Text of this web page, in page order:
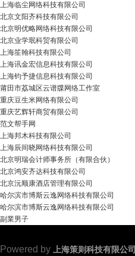
上海临尘网络科技有限公司
北京文阳齐科技有限公司
北京明优略网络科技有限公司
北京业学珉科贸有限公司
上海笙翰科技有限公司
上海讯金宏信息科技有限公司
上海钧予捷信息科技有限公司
莆田市荔城区云谱牒网络工作室
重庆豆生米网络有限公司
重庆艺辉轩商贸有限公司
范文帮手网
上海邦木科技有限公司
上海辰间晓网络科技有限公司
北京明瑞会计师事务所（有限合伙）
北京鸿安齐达科技有限公司
北京沅顺康酒店管理有限公司
哈尔滨市博斯云逸网络科技有限公司
哈尔滨市博斯云逸网络科技有限公司
副業男子
Powered by 上海策则科技有限公司